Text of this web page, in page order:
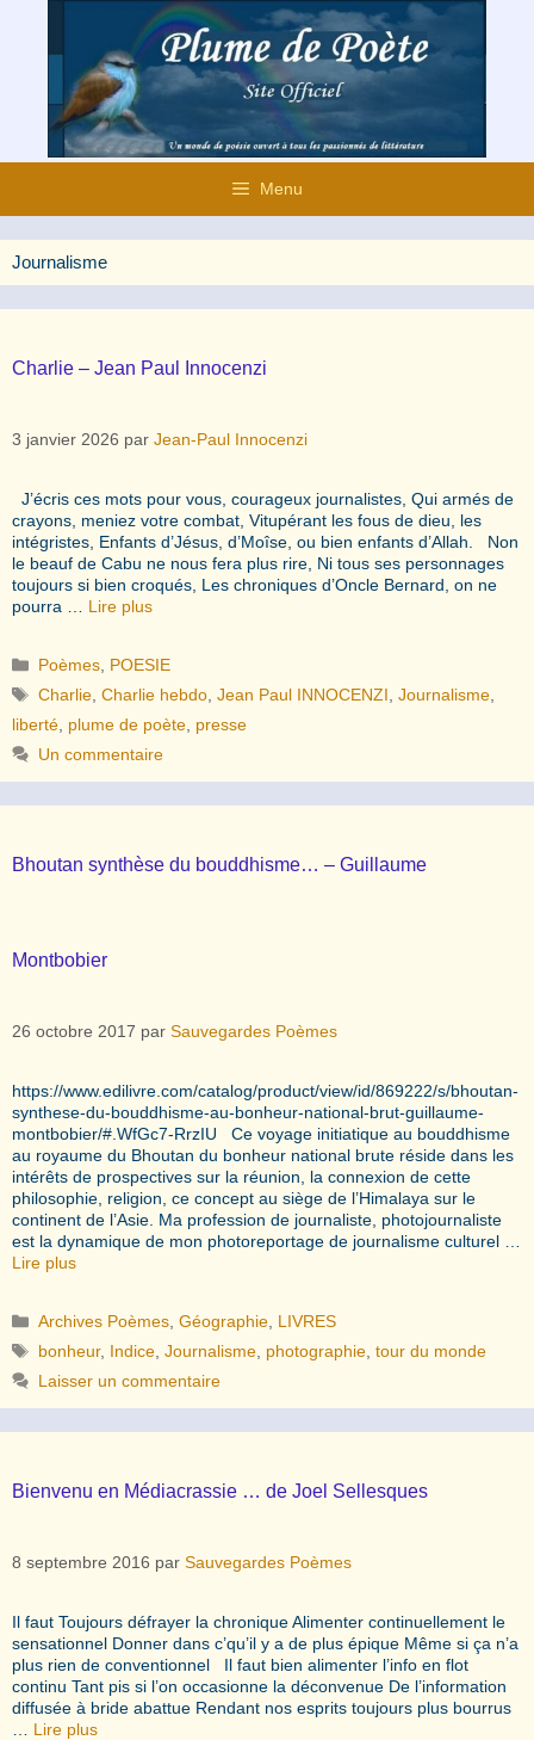
contenu
Menu
Journalisme
Charlie – Jean Paul Innocenzi
3 janvier 2026 par Jean-Paul Innocenzi
J’écris ces mots pour vous, courageux journalistes, Qui armés de
crayons, meniez votre combat, Vitupérant les fous de dieu, les
intégristes, Enfants d’Jésus, d’Moîse, ou bien enfants d’Allah. Non
le beauf de Cabu ne nous fera plus rire, Ni tous ses personnages
toujours si bien croqués, Les chroniques d’Oncle Bernard, on ne
pourra … Lire plus
Catégories
Poèmes POESIE
Étiquettes
Charlie ,Charlie hebdo ,Jean Paul INNOCENZI ,Journalisme
liberté plume de poète presse
Un commentaire
Bhoutan synthèse du bouddhisme… – Guillaume
Montbobier
26 octobre 2017 par Sauvegardes Poèmes
https://www.edilivre.com/catalog/product/view/id/869222/s/bhoutan-
synthese-du-bouddhisme-au-bonheur-national-brut-guillaume-
montbobier/#.WfGc7-RrzIU Ce voyage initiatique au bouddhisme
au royaume du Bhoutan du bonheur national brute réside dans les
intérêts de prospectives sur la réunion, la connexion de cette
philosophie, religion, ce concept au siège de l’Himalaya sur le
continent de l’Asie. Ma profession de journaliste, photojournaliste
est la dynamique de mon photoreportage de journalisme culturel …
Lire plus
Catégories
Archives Poèmes ,Géographie LIVRES
Étiquettes
bonheur, Indice ,Journalisme photographie ,tour du monde
Laisser un commentaire
Bienvenu en Médiacrassie … de Joel Sellesques
8 septembre 2016 par Sauvegardes Poèmes
Il faut Toujours défrayer la chronique Alimenter continuellement le
sensationnel Donner dans c’qu’il y a de plus épique Même si ça n’a
plus rien de conventionnel Il faut bien alimenter l’info en flot
continu Tant pis si l’on occasionne la déconvenue De l’information
diffusée à bride abattue Rendant nos esprits toujours plus bourrus
Lire plus